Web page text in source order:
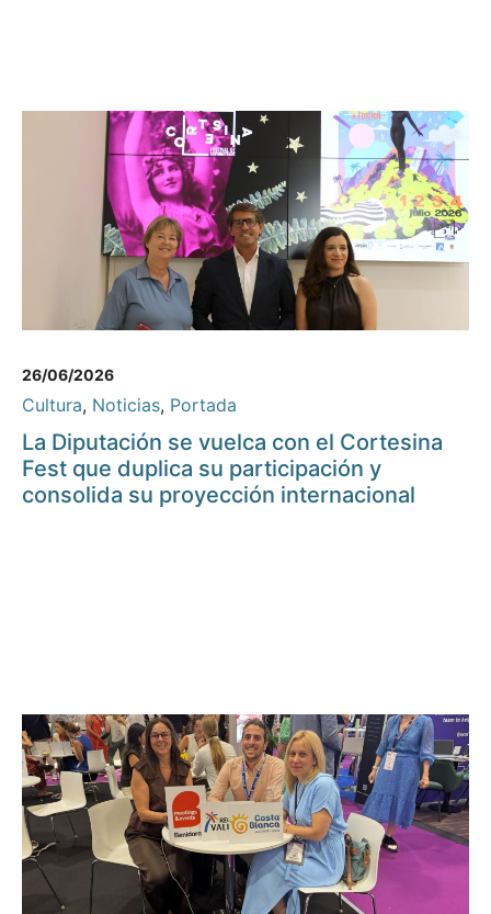
26/06/2026
Cultura, Noticias, Portada
La Diputación se vuelca con el Cortesina
Fest que duplica su participación y
consolida su proyección internacional